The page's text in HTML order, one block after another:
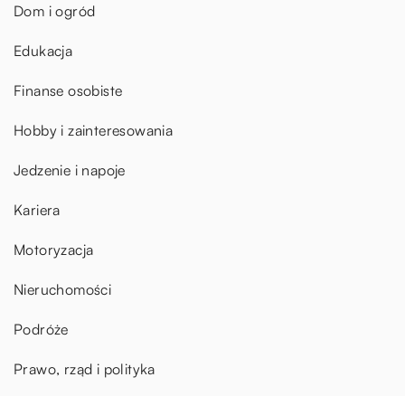
Dom i ogród
Edukacja
Finanse osobiste
Hobby i zainteresowania
Jedzenie i napoje
Kariera
Motoryzacja
Nieruchomości
Podróże
Prawo, rząd i polityka